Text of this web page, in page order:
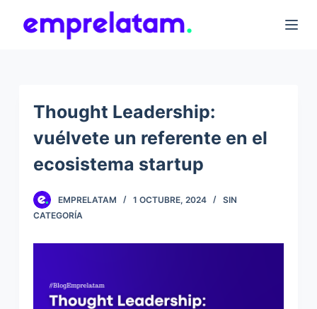
Thought Leadership:
vuélvete un referente en el
ecosistema startup
EMPRELATAM 1 OCTUBRE, 2024
SIN
CATEGORÍA